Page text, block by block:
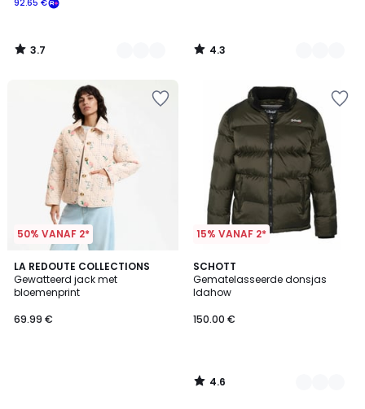
Schrijf
in
voor
programma
daarvan
betalen
92.65 €
3.7
/
4.3
/
50% VANAF 2*
LA REDOUTE COLLECTIONS
Gewatteerd jack met
bloemenprint
69.99 €
15% VANAF 2*
SCHOTT
Gematelasseerde donsjas
Idahow
150.00 €
4.6
/ 5
2
Kleuren
4.6
/